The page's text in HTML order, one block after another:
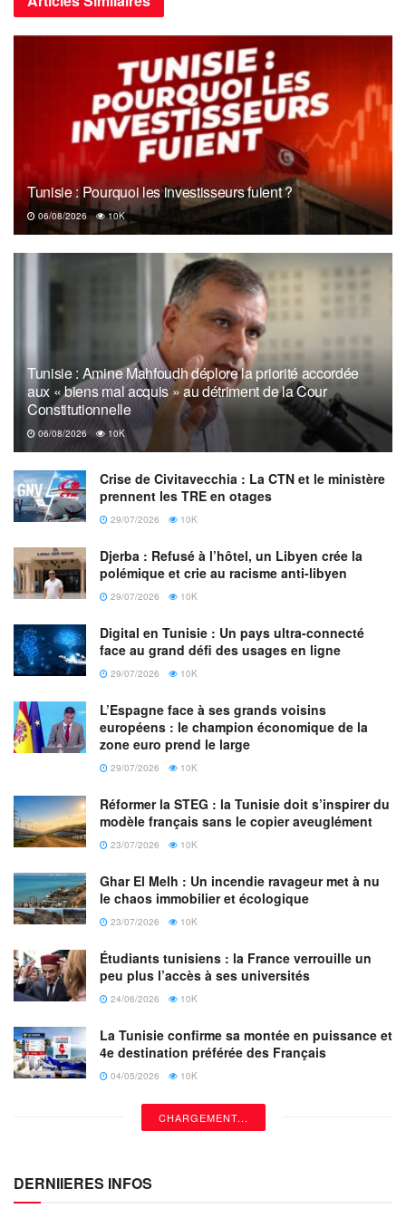
avec d’autres langues.
L’arabe a joué un rôle de catalyseur dans la connaissance,
en favorisant la diffusion des sciences et philosophies
grecques et romaines en l’Europe de la Renaissance. Il a
permis un dialogue des cultures le long des routes de la
soie, de la côte de l’Inde à la Corne de l’Afrique.
Tunisie : Pourquoi les investisseurs fuient ?
06/08/2026 10K
Tunisie : Amine Mahfoudh déplore la priorité accordée
aux « biens mal acquis » au détriment de la Cour
Constitutionnelle
06/08/2026 10K
Crise de Civitavecchia : La CTN et le ministère
prennent les TRE en otages
29/07/2026 10K
Djerba : Refusé à l’hôtel, un Libyen crée la
polémique et crie au racisme anti-libyen
29/07/2026 10K
Digital en Tunisie : Un pays ultra-connecté
face au grand défi des usages en ligne
29/07/2026 10K
L’Espagne face à ses grands voisins
européens : le champion économique de la
zone euro prend le large
29/07/2026 10K
Réformer la STEG : la Tunisie doit s’inspirer du
modèle français sans le copier aveuglément
23/07/2026 10K
Ghar El Melh : Un incendie ravageur met à nu
le chaos immobilier et écologique
23/07/2026 10K
Étudiants tunisiens : la France verrouille un
peu plus l’accès à ses universités
24/06/2026 10K
La Tunisie confirme sa montée en puissance et
4e destination préférée des Français
04/05/2026 10K
CHARGEMENT...
DERNIIERES INFOS